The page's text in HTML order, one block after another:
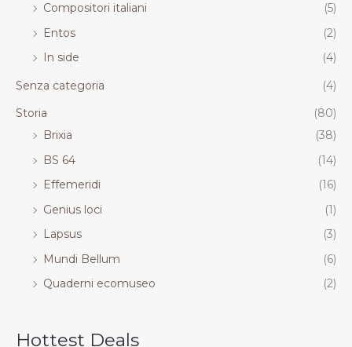
Compositori italiani
(5)
Entos
(2)
In side
(4)
Senza categoria
(4)
Storia
(80)
Brixia
(38)
BS 64
(14)
Effemeridi
(16)
Genius loci
(1)
Lapsus
(3)
Mundi Bellum
(6)
Quaderni ecomuseo
(2)
Hottest Deals